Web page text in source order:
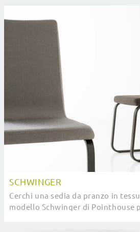
SCHWINGER
Cerchi una sedia da pranzo in
modello Schwinger di Pointhouse